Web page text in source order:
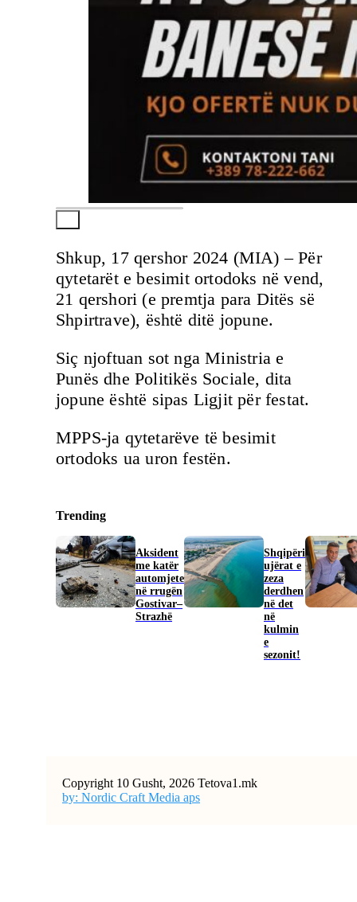
Shkup, 17 qershor 2024 (MIA) – Për
qytetarët e besimit ortodoks në vend,
21 qershori (e premtja para Ditës së
Shpirtrave), është ditë jopune.
Siç njoftuan sot nga Ministria e
Punës dhe Politikës Sociale, dita
jopune është sipas Ligjit për festat.
MPPS-ja qytetarëve të besimit
ortodoks ua uron festën.
Trending
Aksident
me katër
automjete
në rrugën
Gostivar–
Strazhë
Shqipëri
ujërat e
zeza
derdhen
në det
në
kulmin
e
sezonit!
Copyright 10 Gusht, 2026 Tetova1.mk
by: Nordic Craft Media aps